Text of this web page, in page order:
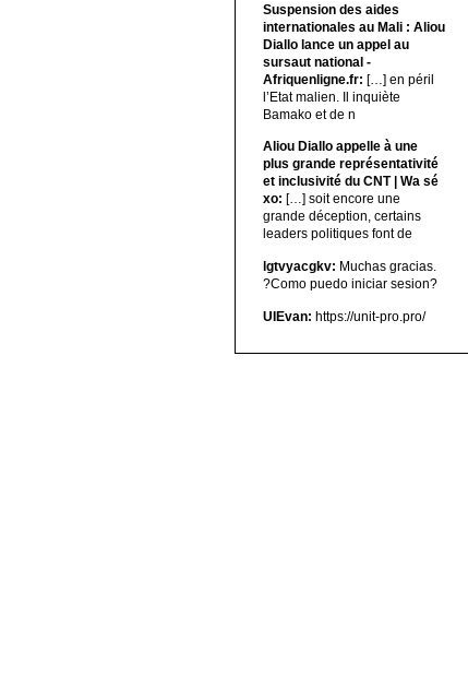
Suspension des aides
internationales au Mali : Aliou
Diallo lance un appel au
sursaut national -
Afriquenligne.fr: […] en péril
l’Etat malien. Il inquiète
Bamako et de n
Aliou Diallo appelle à une
plus grande représentativité
et inclusivité du CNT | Wa sé
xo: […] soit encore une
grande déception, certains
leaders politiques font de
lgtvyacgkv: Muchas gracias.
?Como puedo iniciar sesion?
UIEvan: https://unit-pro.pro/